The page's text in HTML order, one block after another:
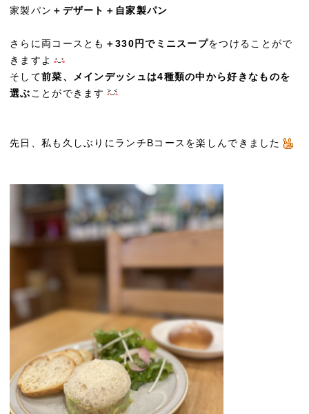
家製パン ＋デザート＋自家製パン
さらに両コースとも ＋330円でミニスープをつけることがで
きますよ
そして前菜、メインデッシュは4種類の中から好きなものを
選ぶ ことができます
先日、私も久しぶりにランチBコースを楽しんできました